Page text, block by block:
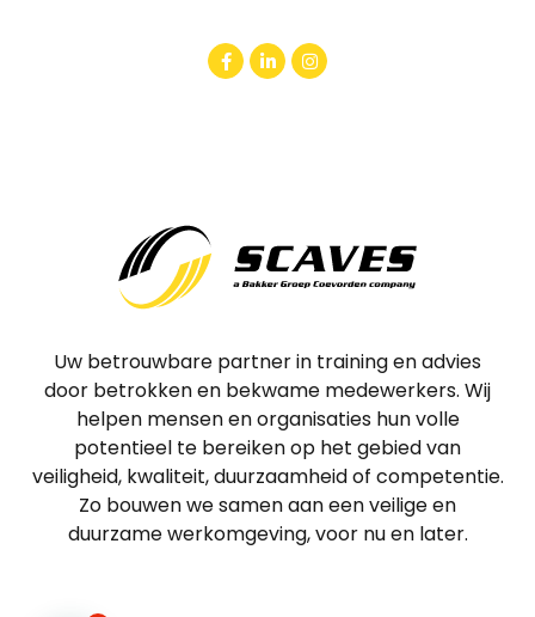
Uw betrouwbare partner in training en advies
door betrokken en bekwame medewerkers. Wij
helpen mensen en organisaties hun volle
potentieel te bereiken op het gebied van
veiligheid, kwaliteit, duurzaamheid of competentie.
Zo bouwen we samen aan een veilige en
duurzame werkomgeving, voor nu en later.